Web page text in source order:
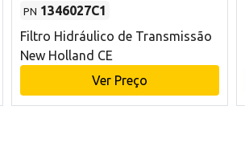
PN 1346027C1
Filtro Hidráulico de Transmissão
New Holland CE
Ver Preço